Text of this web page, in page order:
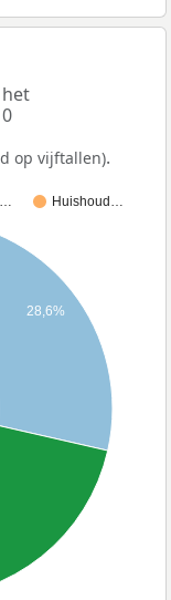
op vijftallen).
Huishoud…
28,6%